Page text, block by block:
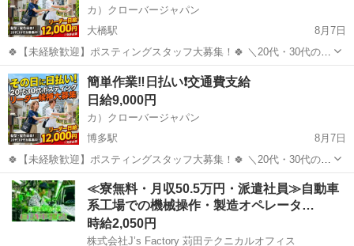
カ）クローバージャパン
大橋駅
8月7日
🍀【未経験歓迎】ポスティングスタッフ大募集！🍀 ＼20代・30代のレ
ギュラースタッフ募集中✨ ━━🔍 こんな方にピッタリ！ ・元気に歩く
のが好き ・外で体を動かす仕事がしたい ・自由シフトでプライベート
も充実させ...
福岡 福岡市 大橋駅 軽作業 スタッフ
簡単作業‼️日払い❗️交通費支給
日給9,000円
カ）クローバージャパン
博多駅
8月7日
🍀【未経験歓迎】ポスティングスタッフ大募集！🍀 ＼20代・30代のレ
ギュラースタッフ募集中✨ ━━🔍 こんな方にピッタリ！ ・元気に歩く
のが好き ・外で体を動かす仕事がしたい ・自由シフトでプライベート
も充実させ...
福岡 福岡市 博多駅 軽作業 スタッフ
≪寮無料・月収50.5万円・派遣社員≫自動車
系工場での機械操作・製造オペレータ…
時給2,050円
株式会社J’s Factory 苅田テクニカルオフィス